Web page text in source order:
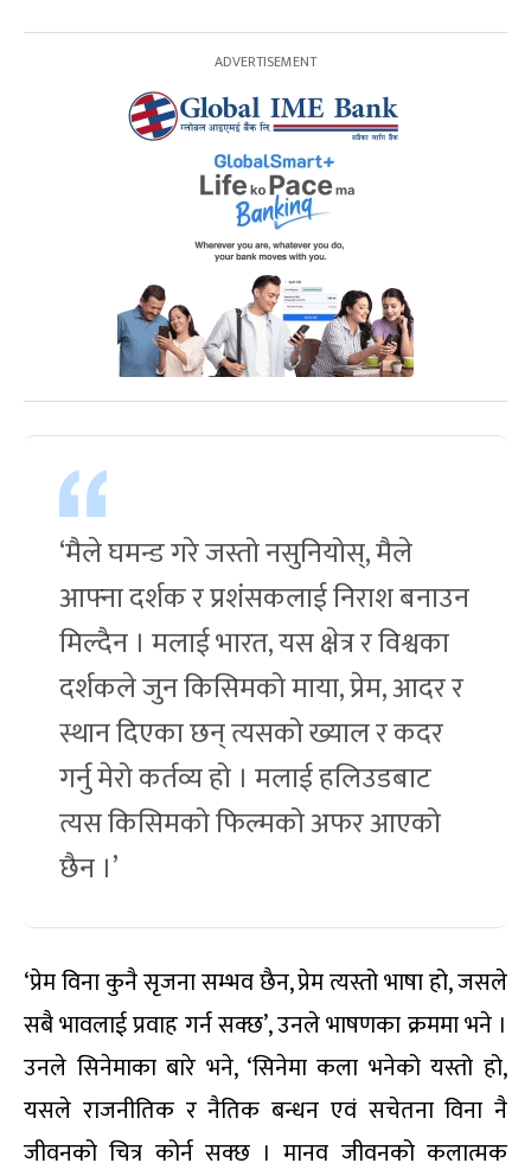
‘मैले घमन्ड गरे जस्तो नसुनियोस्, मैले
आफ्ना दर्शक र प्रशंसकलाई निराश बनाउन
मिल्दैन । मलाई भारत, यस क्षेत्र र विश्वका
दर्शकले जुन किसिमको माया, प्रेम, आदर र
स्थान दिएका छन् त्यसको ख्याल र कदर
गर्नु मेरो कर्तव्य हो । मलाई हलिउडबाट
त्यस किसिमको फिल्मको अफर आएको
छैन ।’
‘प्रेम विना कुनै सृजना सम्भव छैन, प्रेम त्यस्तो भाषा हो, जसले
सबै भावलाई प्रवाह गर्न सक्छ’, उनले भाषणका क्रममा भने ।
उनले सिनेमाका बारे भने, ‘सिनेमा कला भनेको यस्तो हो,
यसले राजनीतिक र नैतिक बन्धन एवं सचेतना विना नै
जीवनको चित्र कोर्न सक्छ । मानव जीवनको कलात्मक